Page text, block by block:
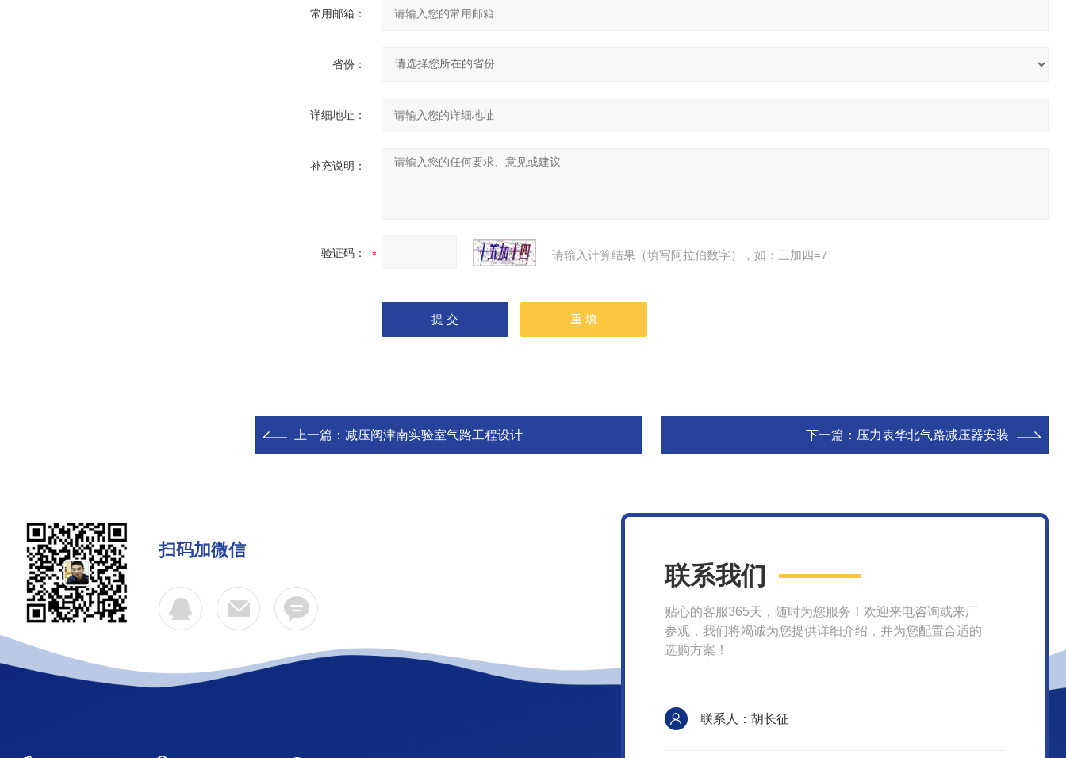
常用邮箱：
省份：
详细地址：
补充说明：
验证码： 请输入计算结果（填写阿拉伯数字），如：三加四=7
上一篇： 减压阀津南实验室气路工程设计 下一篇： 压力表华北气路减压器安装
扫码加微信
联系我们
贴心的客服365天，随时为您服务！欢迎来电咨询或来厂
参观，我们将竭诚为您提供详细介绍，并为您配置合适的
选购方案！
联系人：胡长征